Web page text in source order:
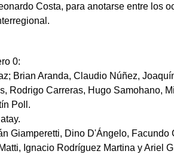
Costa, para anotarse entre los
0:
Brian Aranda, Claudio Núñez,
Rodrigo Carreras, Hugo Samohano,
Poll.
Giamperetti, Dino D'Ángelo, Facundo
Ignacio Rodríguez Martina y Ariel